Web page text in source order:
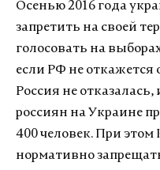
Осенью 2016 года
запретить на своей
голосовать на
если РФ не откажется
Россия не отказалась,
россиян на Украине
400 человек. При этом
нормативно